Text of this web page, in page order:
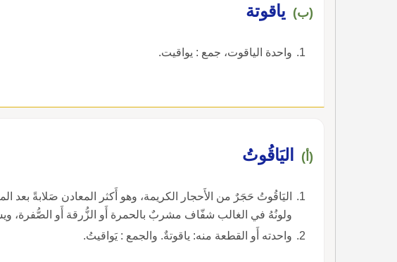
(ب) ياقوتة
واحدة الياقوت، جمع : يواقيت.
(أ) اليَاقُوتُ
اليَاقُوتُ حَجَرٌ من الأَحجار الكريمة، وهو أَكثر المعادن صَلابةً بعد
ولونُهُ في الغالب شفّاف مشربٌ بالحمرة أَو الزُّرقة أَو الصُّفرة،
واحدته أَو القطعة منه: ياقوتةٌ. والجمع : يَواقيتُ.